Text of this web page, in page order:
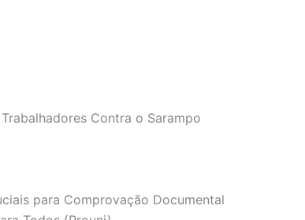
Contra o Sarampo
para Comprovação Documental